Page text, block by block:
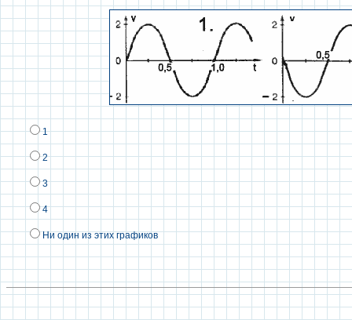
1
2
3
4
Ни один из этих графиков